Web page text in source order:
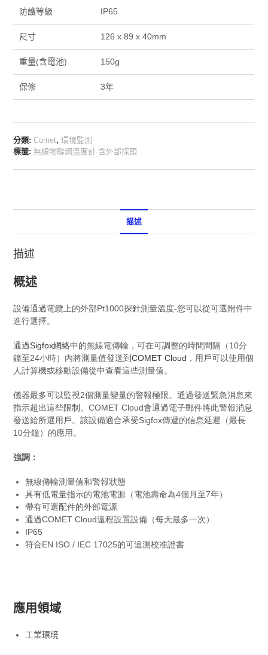
防護等級 IP65
尺寸 126 x 89 x 40mm
重量(含電池) 150g
保修 3年
分類:Comet,環境監測
標籤: 無線物聯網溫度計-含外部探頭
描述
描述
概述
設備通過電纜上的外部Pt1000探針測量溫度-您可以從可選附件中
進行選擇。
通過Sigfox網絡中的無線電傳輸，可在可調整的時間間隔（10分
鐘至24小時）內將測量值發送到COMET Cloud ，用戶可以使用個
人計算機或移動設備從中查看這些測量值。
儀器最多可以監視2個測量變量的警報極限。通過發送緊急消息來
指示超出這些限制。COMET Cloud會通過電子郵件將此警報消息
發送給所選用戶。該設備適合承受Sigfox傳遞的信息延遲（最長
10分鐘）的應用。
強調：
無線傳輸測量值和警報狀態
具有低電量指示的電池電源（電池壽命為4個月至7年）
帶有可選配件的外部電源
通過COMET Cloud遠程設置設備（每天最多一次）
IP65
符合EN ISO / IEC 17025的可追溯校准證書
應用領域
工業環境